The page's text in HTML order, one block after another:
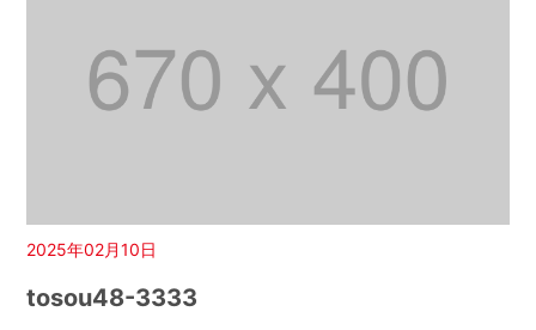
2025年02月10日
tosou48-3333